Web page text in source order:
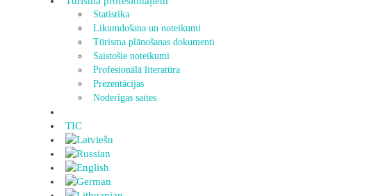
Statistika
Likumdošana un noteikumi
Tūrisma plānošanas dokumenti
Saistošie noteikumi
Profesionālā literatūra
Prezentācijas
Noderīgas saites
TIC